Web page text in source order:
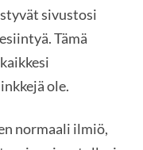
sivustosi
Tämä
ole.
normaali ilmiö,